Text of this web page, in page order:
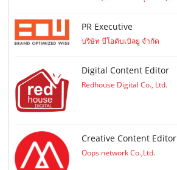
PR Executive
บริษัท บีโอดับเบิลยู จำกัด
Digital Content Editor
Redhouse Digital Co., Ltd.
Creative Content Editor
Oops network Co.,Ltd.